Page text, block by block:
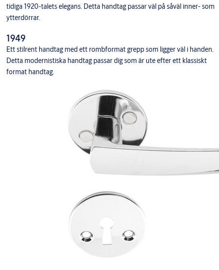
tidiga 1920-talets elegans. Detta handtag passar väl på såväl inner- som
ytterdörrar.
1949
Ett stilrent handtag med ett rombformat grepp som ligger väl i handen.
Detta modernistiska handtag passar dig som är ute efter ett klassiskt
format handtag.